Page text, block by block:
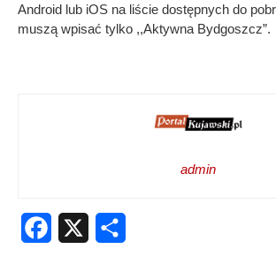
Android lub iOS na liście dostępnych do
muszą wpisać tylko ,,Aktywna Bydgoszcz”.
admin
Facebook